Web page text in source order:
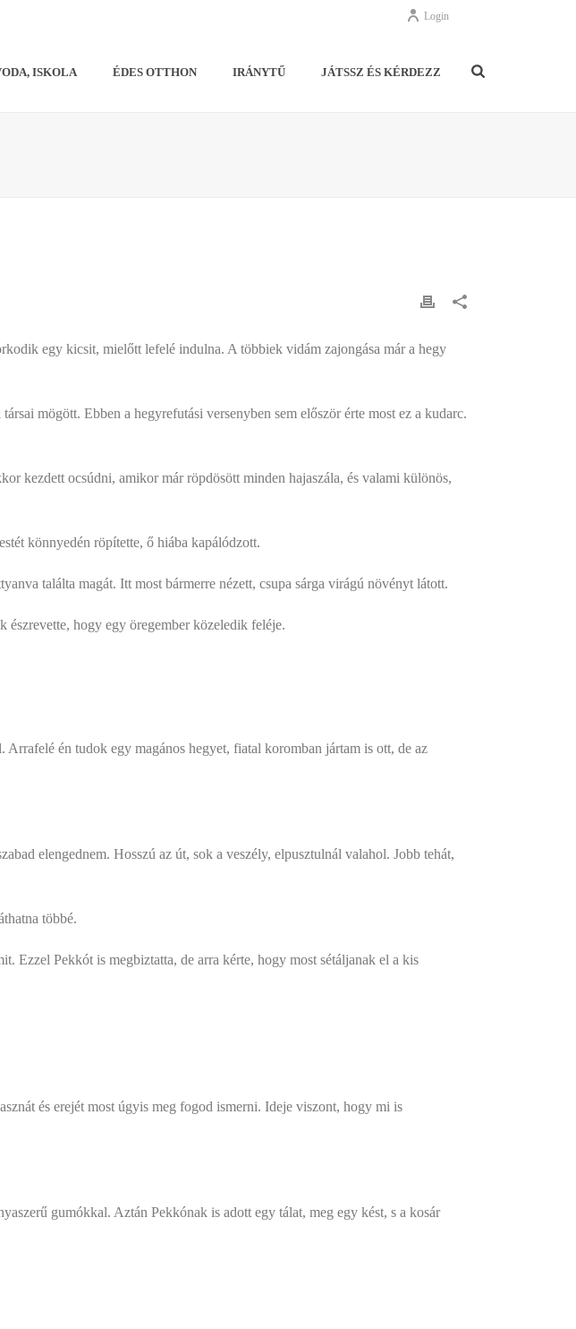
Login
ISKOLA ÉDES OTTHON IRÁNYTŰ JÁTSSZ ÉS KÉRDEZZ
egy kicsit, mielőtt lefelé indulna. A többiek vidám zajongása már a hegy
mögött. Ebben a hegyrefutási versenyben sem először érte most ez a kudarc.
kezdett ocsúdni, amikor már röpdösött minden hajaszála, és valami különös,
könnyedén röpítette, ő hiába kapálódzott.
találta magát. Itt most bármerre nézett, csupa sárga virágú növényt látott.
észrevette, hogy egy öregember közeledik feléje.
én tudok egy magános hegyet, fiatal koromban jártam is ott, de az
elengednem. Hosszú az út, sok a veszély, elpusztulnál valahol. Jobb tehát,
többé.
Ezzel Pekkót is megbiztatta, de arra kérte, hogy most sétáljanak el a kis
és erejét most úgyis meg fogod ismerni. Ideje viszont, hogy mi is
gumókkal. Aztán Pekkónak is adott egy tálat, meg egy kést, s a kosár